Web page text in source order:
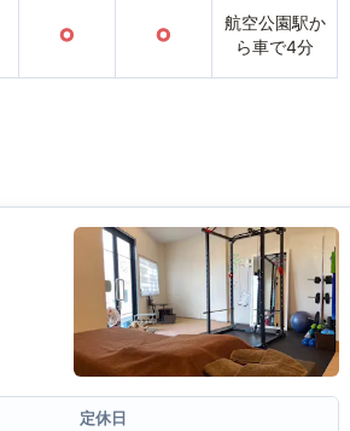
○ ○
航空公園駅か
ら車で4分
定休日